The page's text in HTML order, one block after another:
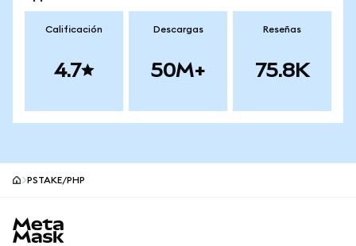
Calificación
4.7
Descargas
50M+
Reseñas
75.8K
PSTAKE/PHP